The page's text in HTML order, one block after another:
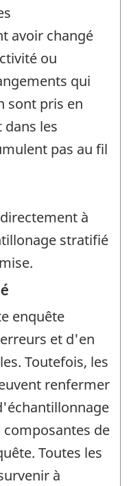
avoir changé
ou
qui
sont pris en
les
pas au fil
à
stratifié
enquête
et d'en
Toutefois, les
renfermer
de
Toutes les
à